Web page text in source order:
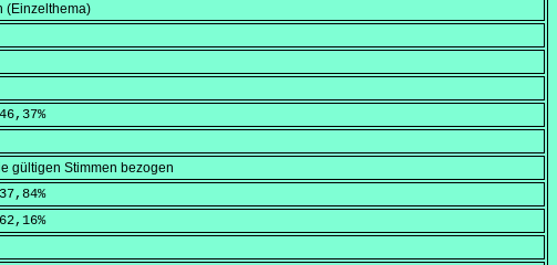
(Einzelthema)
%
gültigen Stimmen bezogen
%
%